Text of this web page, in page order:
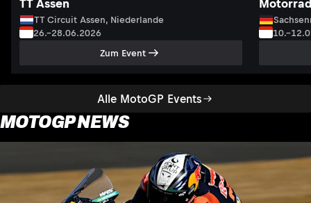
Alle MotoGP Events
TT Assen
TT Circuit Assen, Niederlande
26.–28.06.2026
Zum Event
MOTOGP NEWS